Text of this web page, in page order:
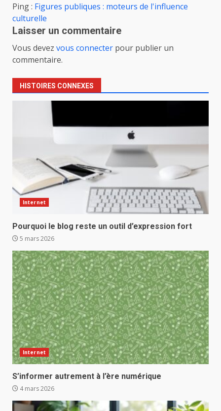
Ping : Figures publiques : moteurs de l'influence
culturelle
Laisser un commentaire
Vous devez vous connecter pour publier un
commentaire.
HISTOIRES CONNEXES
Internet
Pourquoi le blog reste un outil d’expression fort
5 mars 2026
Internet
S’informer autrement à l’ère numérique
4 mars 2026